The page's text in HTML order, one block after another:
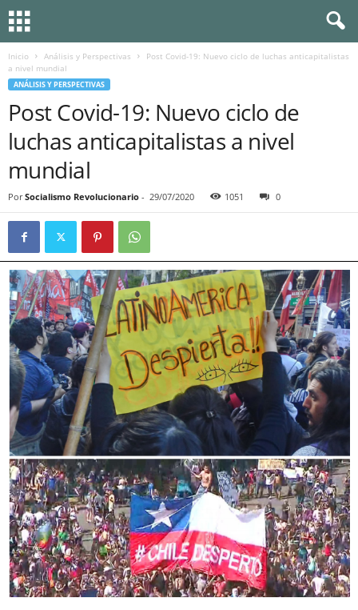
Inicio Análisis y Perspectivas
Post Covid-19: Nuevo ciclo de luchas anticapitalistas
a nivel mundial
ANÁLISIS Y PERSPECTIVAS
Post Covid-19: Nuevo ciclo de
luchas anticapitalistas a nivel
mundial
Por Socialismo Revolucionario - 29/07/2020 1051 0